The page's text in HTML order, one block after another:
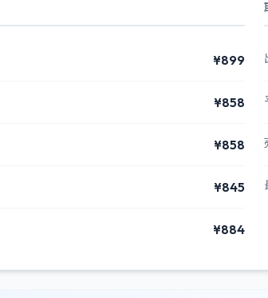
¥899
¥858
¥858
¥845
¥884